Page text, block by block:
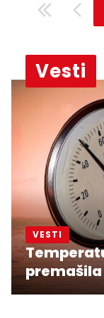
Vesti
VESTI